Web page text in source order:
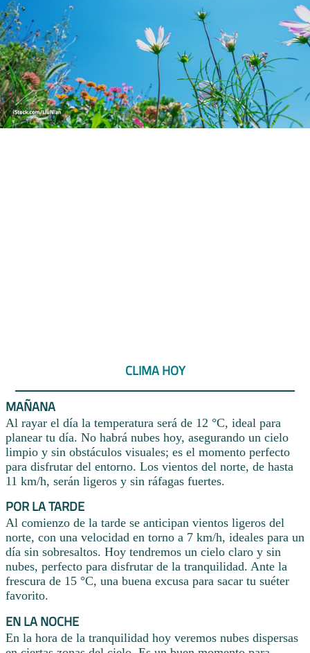
CLIMA HOY
MAÑANA
Al rayar el día la temperatura será de 12 °C, ideal para
planear tu día. No habrá nubes hoy, asegurando un cielo
limpio y sin obstáculos visuales; es el momento perfecto
para disfrutar del entorno. Los vientos del norte, de hasta
11 km/h, serán ligeros y sin ráfagas fuertes.
POR LA TARDE
Al comienzo de la tarde se anticipan vientos ligeros del
norte, con una velocidad en torno a 7 km/h, ideales para un
día sin sobresaltos. Hoy tendremos un cielo claro y sin
nubes, perfecto para disfrutar de la tranquilidad. Ante la
frescura de 15 °C, una buena excusa para sacar tu suéter
favorito.
EN LA NOCHE
En la hora de la tranquilidad hoy veremos nubes dispersas